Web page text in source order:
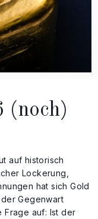
(noch)
auf historisch
Lockerung,
hat sich Gold
Gegenwart
Frage auf: Ist der